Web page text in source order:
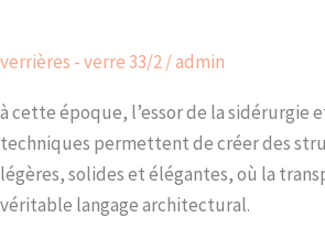
verrières - verre 33/2/admin
à cette époque, l’essor de la sidérurgie
techniques permettent de créer des
légères, solides et élégantes, où la
véritable langage architectural.